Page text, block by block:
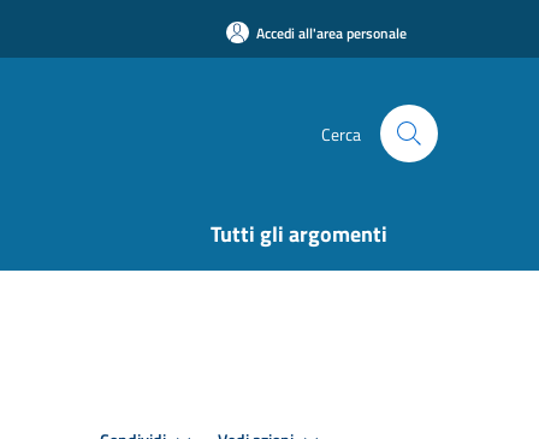
Accedi all'area personale
Cerca
Tutti gli argomenti